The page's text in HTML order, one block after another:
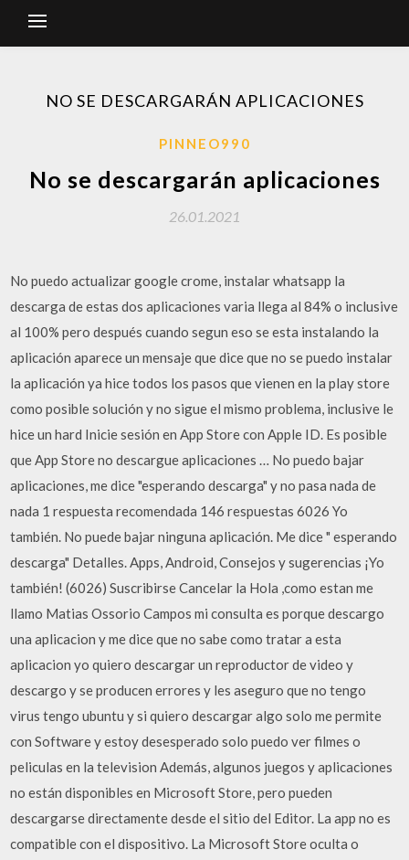
NO SE DESCARGARÁN APLICACIONES
PINNEO990
No se descargarán aplicaciones
26.01.2021
No puedo actualizar google crome, instalar whatsapp la
descarga de estas dos aplicaciones varia llega al 84% o inclusive
al 100% pero después cuando segun eso se esta instalando la
aplicación aparece un mensaje que dice que no se puedo instalar
la aplicación ya hice todos los pasos que vienen en la play store
como posible solución y no sigue el mismo problema, inclusive le
hice un hard Inicie sesión en App Store con Apple ID. Es posible
que App Store no descargue aplicaciones … No puedo bajar
aplicaciones, me dice "esperando descarga" y no pasa nada de
nada 1 respuesta recomendada 146 respuestas 6026 Yo
también. No puede bajar ninguna aplicación. Me dice " esperando
descarga" Detalles. Apps, Android, Consejos y sugerencias ¡Yo
también! (6026) Suscribirse Cancelar la Hola ,como estan me
llamo Matias Ossorio Campos mi consulta es porque descargo
una aplicacion y me dice que no sabe como tratar a esta
aplicacion yo quiero descargar un reproductor de video y
descargo y se producen errores y les aseguro que no tengo
virus tengo ubuntu y si quiero descargar algo solo me permite
con Software y estoy desesperado solo puedo ver filmes o
peliculas en la television Además, algunos juegos y aplicaciones
no están disponibles en Microsoft Store, pero pueden
descargarse directamente desde el sitio del Editor. La app no es
compatible con el dispositivo. La Microsoft Store oculta o